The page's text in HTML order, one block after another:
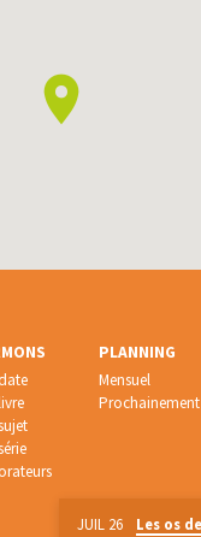
PLANNING
Mensuel
Prochainement
JUIL 26 Les os